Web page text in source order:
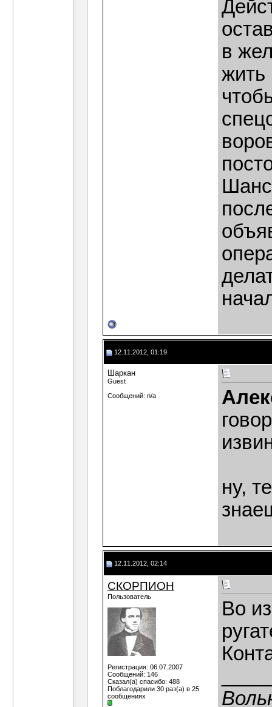
в
жить
12.11.2012, 01:19
Шаркан
Guest
Сообщений: n/a
ну,
12.11.2012, 02:14
СКОРПИОН
Пользователь
Регистрация: 06.07.2007
Сообщений: 146
Сказал(а) спасибо: 488
Поблагодарили 30 раз(а) в 25
сообщениях
Во